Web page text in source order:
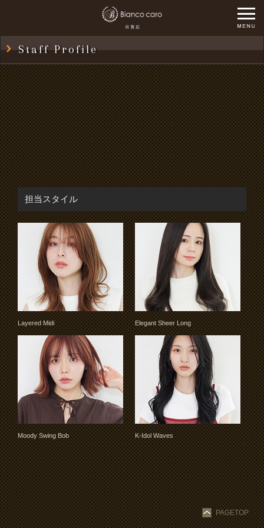
Staff Profile
担当スタイル
Layered Midi Elegant Sheer Long
Moody Swing Bob K-Idol Waves
PAGETOP